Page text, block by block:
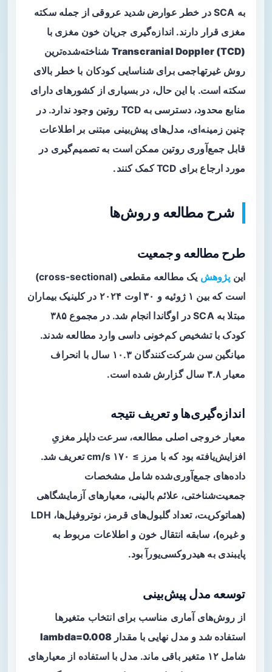
به SCA در خطر عوارض شدید عروقی از جمله
سکته
مغزی قرار دارند. اندازه‌گیری جریان خون مغزی با
Transcranial Doppler (TCD) شناخته‌شده‌ترین
روش غیرتهاجمی برای شناسایی کودکان با خطر بالای
سکته است. با این حال، در بسیاری از کشورهای دارای
منابع محدود، دسترسی به TCD روتین وجود ندارد. در
چنین زمینه‌ای، مدل‌های پیش‌بینی مبتنی بر اطلاعات
قابل جمع‌آوری روتین ممکن است به تصمیم‌گیری در
مورد ارجاع برای TCD کمک کنند.
شرح مطالعه و روش‌ها
طرح مطالعه و جمعیت
این پژوهش
یک مطالعه مقطعی (cross-sectional)
است که بین ۱ ژوئیه و ۳۰ اوت ۲۰۲۴ در کلینیک بیماران
مبتلا به SCA در اوگاندا انجام شد. در مجموع ۳۸۵
کودک با تشخیص کم‌خونی داسی وارد مطالعه شدند.
میانگین سن شرکت‌کنندگان ۱۰.۳ سال با انحراف
معیار ۳.۸ سال گزارش شده است.
اندازه‌گیری‌ها و تعریف نتیجه
معیار خروجی اصلی مطالعه،سرعت داپلر مغزیِ
افزایش‌یافته
بود که با مرز ≥ ۱۷۰ cm/s تعریف شد.
داده‌های جمع‌آوری‌شده شامل مشخصات
جمعیت‌شناختی، علائم بالینی، معیارهای آزمایشگاهی
(هماتوکریت، تعداد گلبول‌های قرمز، نوتروفیل‌ها، LDH
و غیره)، سابقه انتقال خون و اطلاعات مربوط به
پایبندی به هیدروکسی‌یورآ بود.
توسعه مدل پیش‌بینی
از روش‌های آماری مناسب برای انتخاب متغیرها
استفاده شد و مدل نهایی با مقدارlambda=0.008
شامل ۱۲ متغیر باقی ماند. مدل با استفاده از معیارهای